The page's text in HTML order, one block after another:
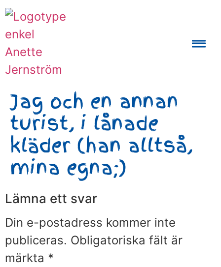
Jag och en annan
turist, i lånade
kläder (han alltså,
mina egna;)
Lämna ett svar
Din e-postadress kommer inte
publiceras. Obligatoriska fält är
märkta *